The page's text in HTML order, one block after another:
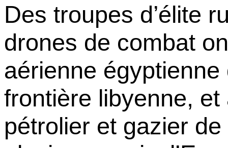
Des troupes d’élite
drones de combat
aérienne
frontière libyenne,
pétrolier et gazier